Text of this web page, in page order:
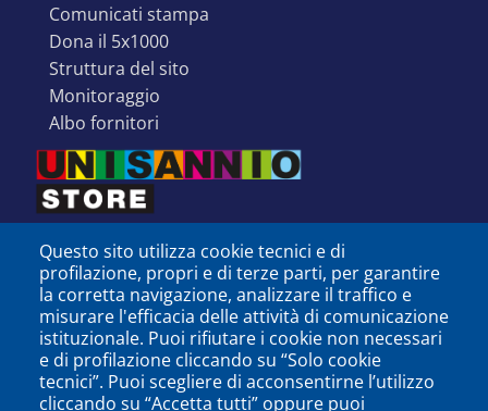
comunicati stampa
dona il 5x1000
struttura del sito
monitoraggio
albo fornitori
Questo sito utilizza cookie tecnici e di
profilazione, propri e di terze parti, per garantire
la corretta navigazione, analizzare il traffico e
misurare l'efficacia delle attività di comunicazione
istituzionale. Puoi rifiutare i cookie non necessari
e di profilazione cliccando su “Solo cookie
tecnici”. Puoi scegliere di acconsentirne l’utilizzo
cliccando su “Accetta tutti” oppure puoi